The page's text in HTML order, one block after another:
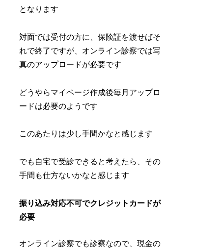
となります
対面では受付の方に、保険証を渡せばそ
れで終了ですが、オンライン診察では写
真のアップロードが必要です
どうやらマイページ作成後毎月アップロ
ードは必要のようです
このあたりは少し手間かなと感じます
でも自宅で受診できると考えたら、その
手間も仕方ないかなと感じます
振り込み対応不可でクレジットカードが
必要
オンライン診察でも診察なので、現金の